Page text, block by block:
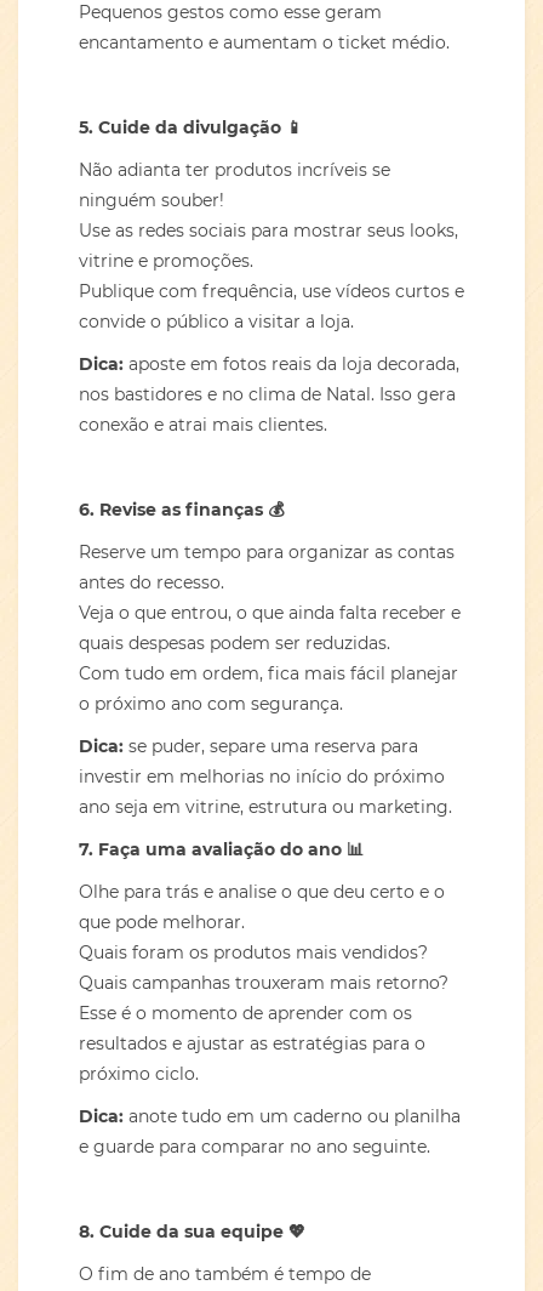
Pequenos gestos como esse geram
encantamento e aumentam o ticket médio.
5. Cuide da divulgação 📱
Não adianta ter produtos incríveis se
ninguém souber!
Use as redes sociais para mostrar seus looks,
vitrine e promoções.
Publique com frequência, use vídeos curtos e
convide o público a visitar a loja.
Dica: aposte em fotos reais da loja decorada,
nos bastidores e no clima de Natal. Isso gera
conexão e atrai mais clientes.
6. Revise as finanças 💰
Reserve um tempo para organizar as contas
antes do recesso.
Veja o que entrou, o que ainda falta receber e
quais despesas podem ser reduzidas.
Com tudo em ordem, fica mais fácil planejar
o próximo ano com segurança.
Dica: se puder, separe uma reserva para
investir em melhorias no início do próximo
ano seja em vitrine, estrutura ou marketing.
7. Faça uma avaliação do ano 📊
Olhe para trás e analise o que deu certo e o
que pode melhorar.
Quais foram os produtos mais vendidos?
Quais campanhas trouxeram mais retorno?
Esse é o momento de aprender com os
resultados e ajustar as estratégias para o
próximo ciclo.
Dica: anote tudo em um caderno ou planilha
e guarde para comparar no ano seguinte.
8. Cuide da sua equipe 💖
O fim de ano também é tempo de